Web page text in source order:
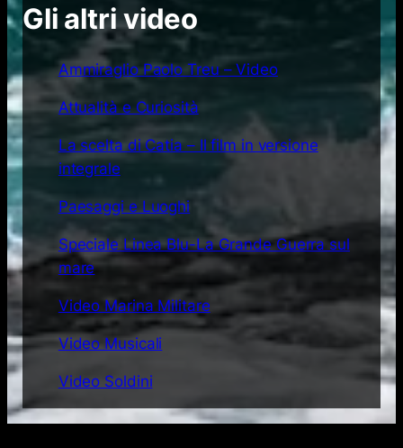
Gli altri video
Ammiraglio Paolo Treu – Video
Attualità e Curiosità
La scelta di Catia – Il film in versione
integrale
Paesaggi e Luoghi
Speciale Linea Blu-La Grande Guerra sul
mare
Video Marina Militare
Video Musicali
Video Soldini